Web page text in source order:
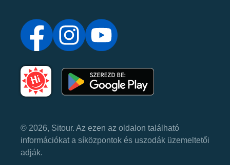
© 2026, Sitour. Az ezen az oldalon található
információkat a síközpontok és uszodák üzemeltetői
adják.